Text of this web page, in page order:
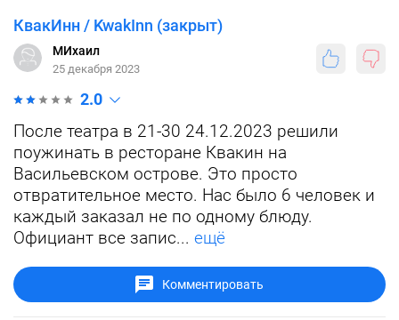
КвакИнн / KwakInn (закрыт)
МИхаил
25 декабря 2023
2.0
После театра в 21-30 24.12.2023 решили
поужинать в ресторане Квакин на
Васильевском острове. Это просто
отвратительное место. Нас было 6 человек и
каждый заказал не по одному блюду.
Официант все запис... ещё
Комментировать